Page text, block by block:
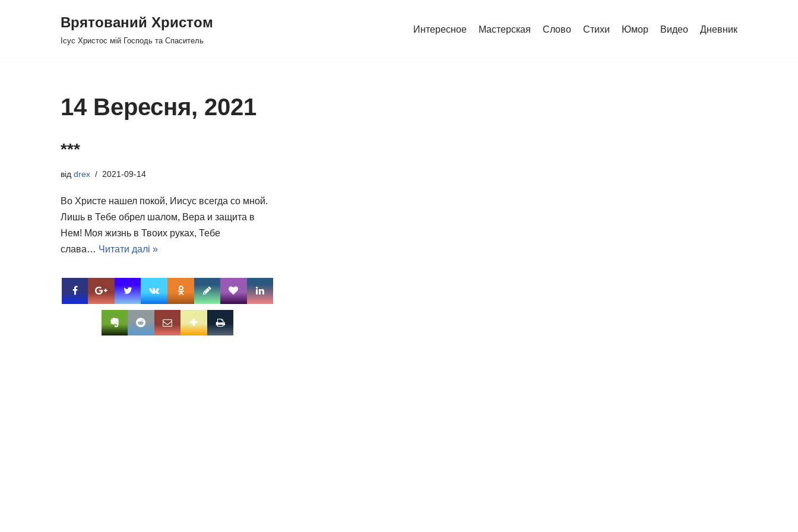
Врятований Христом
Ісус Христос мій Господь та Спаситель
Интересное Мастерская Слово Стихи Юмор Видео Дневник
14 Вересня, 2021
***
від drex 2021-09-14
Во Христе нашел покой, Иисус всегда со мной.
Лишь в Тебе обрел шалом, Вера и защита в
Нем! Моя жизнь в Твоих руках, Тебе
слава… Читати далі »